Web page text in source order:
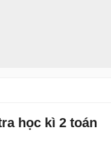
học kì 2 toán